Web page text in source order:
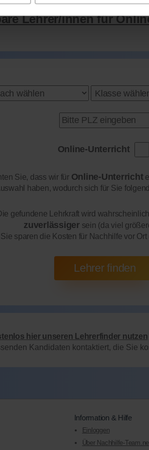
Lehrer/innen für
Online-Unterricht
Sie, dass wir für Online-Unterricht
haben, wodurch sich für Sie
gefundene Lehrkraft wird wahrscheinlich
zuverlässigersein (da viel
sparen die Kosten für Nachhilfe vor
hier unseren Lehrerfinder nutzen
Kandidaten kontaktiert, die Sie
Information & Hilfe
Einloggen
Über Nachhilfe-